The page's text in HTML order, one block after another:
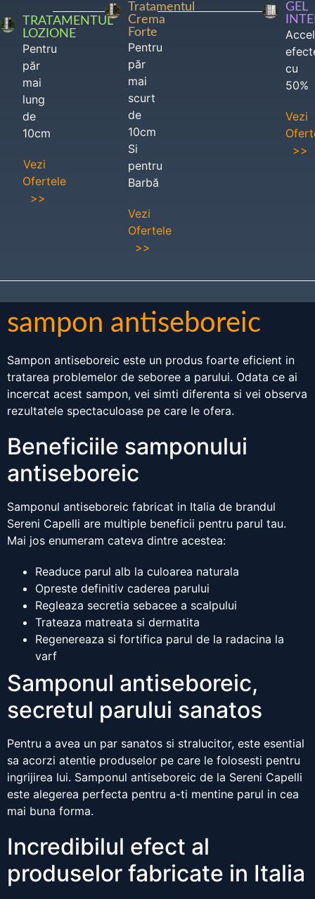
TRATAMENTUL
LOZIONE
Pentru
păr
mai
lung
de
10cm
Vezi
Ofertele
>>
Tratamentul
Crema
Forte
Pentru
păr
mai
scurt
de
10cm
Si
pentru
Barbă
Vezi
Ofertele
>>
GEL
cu
50%
Vezi
>>
sampon antiseboreic
Sampon antiseboreic este un produs foarte eficient in
tratarea problemelor de seboree a parului. Odata ce ai
incercat acest sampon, vei simti diferenta si vei observa
rezultatele spectaculoase pe care le ofera.
Beneficiile samponului
antiseboreic
Samponul antiseboreic fabricat in Italia de brandul
Sereni Capelli are multiple beneficii pentru parul tau.
Mai jos enumeram cateva dintre acestea:
Readuce parul alb la culoarea naturala
Opreste definitiv caderea parului
Regleaza secretia sebacee a scalpului
Trateaza matreata si dermatita
Regenereaza si fortifica parul de la radacina la
varf
Samponul antiseboreic,
secretul parului sanatos
Pentru a avea un par sanatos si stralucitor, este esential
sa acorzi atentie produselor pe care le folosesti pentru
ingrijirea lui. Samponul antiseboreic de la Sereni Capelli
este alegerea perfecta pentru a-ti mentine parul in cea
mai buna forma.
Incredibilul efect al
produselor fabricate in Italia